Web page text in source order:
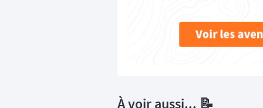
À voir aussi... 📝